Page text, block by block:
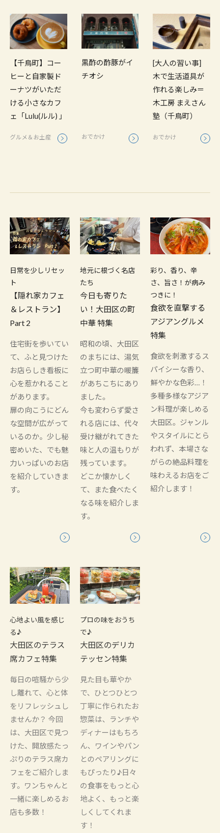
【千鳥町】コー
ヒーと自家製ド
ーナツがいただ
ける小さなカフ
ェ「Lulu(ルル) 」
グルメ＆お土産
黒酢の酢豚がイ
チオシ
おでかけ
[大人の習い事]
木で生活道具が
作れる楽しみ＝
木工房 まえさん
塾（千鳥町）
おでかけ
日常を少しリセッ
ト
【隠れ家カフェ
＆レストラン】
Part 2
住宅街を歩いてい
て、ふと見つけた
お店らしき看板に
心を惹かれること
があります。
扉の向こうにどん
な空間が広がって
いるのか。少し秘
密めいた、でも魅
力いっぱいのお店
を紹介していきま
す。
地元に根づく名店
たち
今日も寄りた
い！大田区の町
中華 特集
昭和の頃、大田区
のまちには、湯気
立つ町中華の暖簾
があちこちにあり
ました。
今も変わらず愛さ
れる店には、代々
受け継がれてきた
味と人の温もりが
残っています。
どこか懐かしく
て、また食べたく
なる味を紹介しま
す。
彩り、香り、辛
さ、旨さ！が病み
つきに！
食欲を直撃する
アジアングルメ
特集
食欲を刺激するス
パイシーな香り、
鮮やかな色彩…！
多種多様なアジア
ン料理が楽しめる
大田区。ジャンル
やスタイルにとら
われず、本場さな
がらの絶品料理を
味わえるお店をご
紹介します！
心地よい風を感じ
る♪
大田区のテラス
席カフェ特集
毎日の喧騒から少
し離れて、心と体
をリフレッシュし
ませんか？ 今回
は、大田区で見つ
けた、開放感たっ
ぷりのテラス席カ
フェをご紹介しま
す。ワンちゃんと
一緒に楽しめるお
店も多数！
プロの味をおうち
で♪
大田区のデリカ
テッセン特集
見た目も華やか
で、ひとつひとつ
丁寧に作られたお
惣菜は、ランチや
ディナーはもちろ
ん、ワインやパン
とのペアリングに
もぴったり♪日々
の食事をもっと心
地よく、もっと楽
しくしてくれま
す！